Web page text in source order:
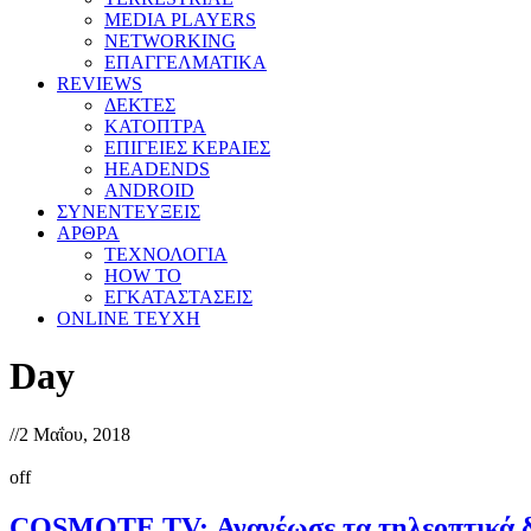
MEDIA PLAYERS
NETWORKING
ΕΠΑΓΓΕΛΜΑΤΙΚΑ
REVIEWS
ΔΕΚΤΕΣ
ΚΑΤΟΠΤΡΑ
ΕΠΙΓΕΙΕΣ ΚΕΡΑΙΕΣ
HEADENDS
ANDROID
ΣΥΝΕΝΤΕΥΞΕΙΣ
ΑΡΘΡΑ
ΤΕΧΝΟΛΟΓΙΑ
HOW TO
ΕΓΚΑΤΑΣΤΑΣΕΙΣ
ONLINE TEYXH
Day
//2 Μαΐου, 2018
off